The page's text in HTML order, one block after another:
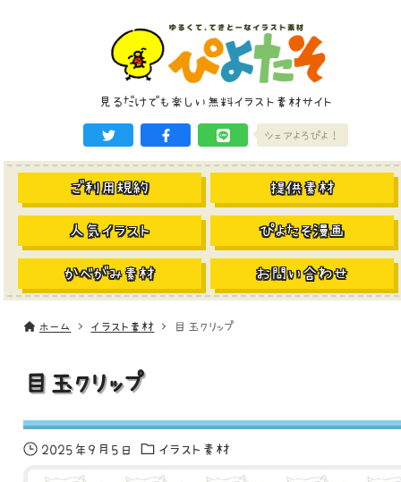
見るだけでも楽しい無料イラスト素材サイト
シェアよろぴよ！
ご利用規約 提供素材
人気イラスト ぴよたそ漫画
かべがみ素材 お問い合わせ
ホーム イラスト素材 目玉クリップ
目玉クリップ
2025年9月5日 イラスト素材